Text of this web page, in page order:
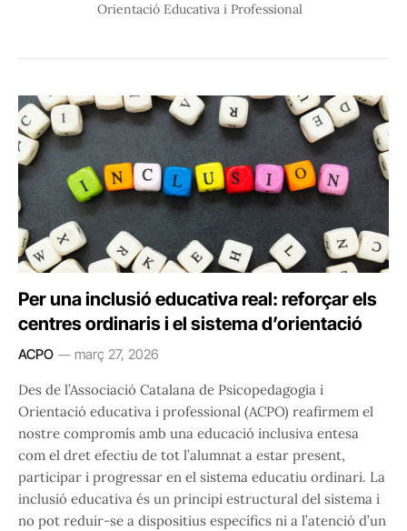
Orientació Educativa i Professional
Per una inclusió educativa real: reforçar els
centres ordinaris i el sistema d’orientació
ACPO març 27, 2026
Des de l’Associació Catalana de Psicopedagogia i
Orientació educativa i professional (ACPO) reafirmem el
nostre compromís amb una educació inclusiva entesa
com el dret efectiu de tot l’alumnat a estar present,
participar i progressar en el sistema educatiu ordinari. La
inclusió educativa és un principi estructural del sistema i
no pot reduir-se a dispositius específics ni a l’atenció d’un